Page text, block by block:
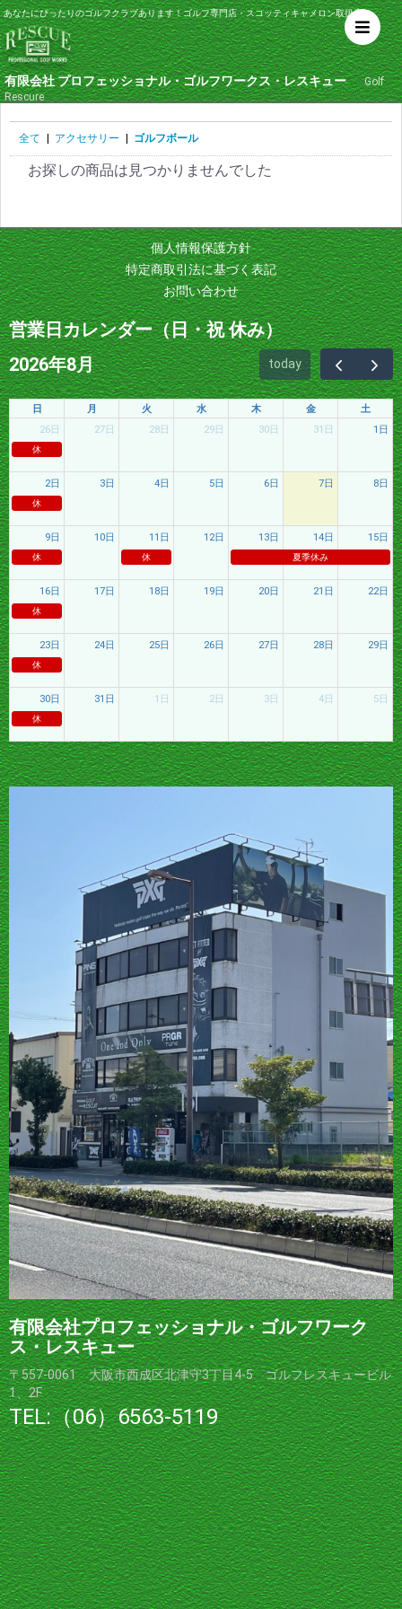
あなたにぴったりのゴルフクラブあります！ゴルフ専門店・スコッティキャメロン取扱店
有限会社 プロフェッショナル・ゴルフワークス・レスキュー
Golf
Rescure
全て アクセサリー ゴルフボール
お探しの商品は見つかりませんでした
個人情報保護方針
特定商取引法に基づく表記
お問い合わせ
営業日カレンダー（日・祝 休み）
2026年8月
today
日 月 火 水 木 金
土
26日
休
27日 28日 29日 30日 31日 1日
2日
休
3日 4日 5日 6日 7日 8日
9日
休
10日 11日
休
12日 13日
夏季休み
14日 15日
16日
休
17日 18日 19日 20日 21日 22日
23日
休
24日 25日 26日 27日 28日 29日
30日
休
31日 1日 2日 3日 4日 5日
有限会社プロフェッショナル・ゴルフワーク
ス・レスキュー
〒557-0061 大阪市西成区北津守3丁目4-5 ゴルフレスキュービル
1、2F
TEL:（06）6563-5119